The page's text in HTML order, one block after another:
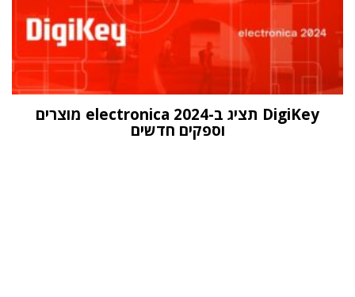
DigiKey תציג ב-electronica 2024 מוצרים
וספקים חדשים